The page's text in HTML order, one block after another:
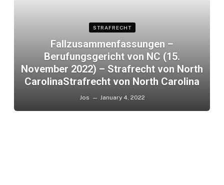
STRAFRECHT
Fallzusammenfassungen –
Berufungsgericht von NC (15.
November 2022) – Strafrecht von North
CarolinaStrafrecht von North Carolina
Jos January 4, 2022